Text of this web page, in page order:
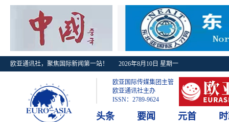
欧亚通讯社，聚焦国际新闻第一站！ 2026年8月10日 星期一
欧亚国际传媒集团主管
欧亚通讯社主办
ISSN：2789-9624
头条 要闻 元首